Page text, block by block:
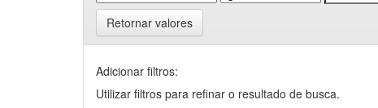
Retornar valores
Adicionar filtros:
Utilizar filtros para refinar o resultado de busca.